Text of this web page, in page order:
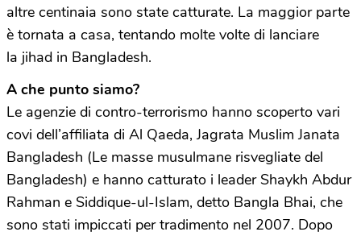
altre centinaia sono state catturate. La maggior parte
è tornata a casa, tentando molte volte di lanciare
la jihad in Bangladesh.
A che punto siamo?
Le agenzie di contro-terrorismo hanno scoperto vari
covi dell’affiliata di Al Qaeda, Jagrata Muslim Janata
Bangladesh (Le masse musulmane risvegliate del
Bangladesh) e hanno catturato i leader Shaykh Abdur
Rahman e Siddique-ul-Islam, detto Bangla Bhai, che
sono stati impiccati per tradimento nel 2007. Dopo